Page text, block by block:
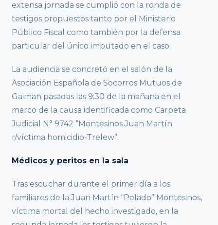
extensa jornada se cumplió con la ronda de
testigos propuestos tanto por el Ministerio
Público Fiscal como también por la defensa
particular del único imputado en el caso.
La audiencia se concretó en el salón de la
Asociación Española de Socorros Mutuos de
Gaiman pasadas las 9:30 de la mañana en el
marco de la causa identificada como Carpeta
Judicial N° 9742 “Montesinos Juan Martín
r/víctima homicidio-Trelew”.
Médicos y peritos en la sala
Tras escuchar durante el primer día a los
familiares de la Juan Martín “Pelado” Montesinos,
víctima mortal del hecho investigado, en la